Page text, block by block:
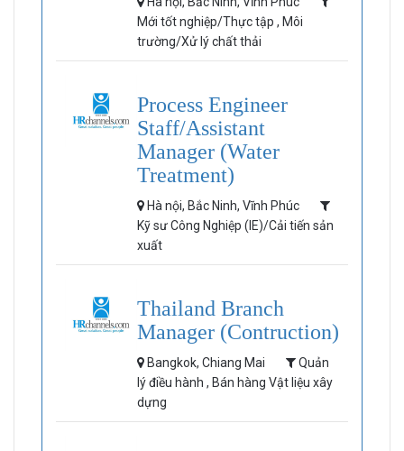
Mới tốt nghiệp/Thực tập , Môi
trường/Xử lý chất thải
Process Engineer
Staff/Assistant
Manager (Water
Treatment)
Hà nội, Bắc Ninh, Vĩnh Phúc
Kỹ sư Công Nghiệp (IE)/Cải tiến sản
xuất
Thailand Branch
Manager (Contruction)
Bangkok, Chiang Mai
Quản
lý điều hành , Bán hàng Vật liệu xây
dựng